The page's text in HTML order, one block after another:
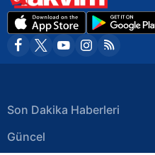
Son Dakika Haberleri
Güncel